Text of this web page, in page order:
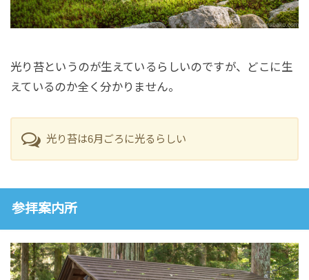
光り苔というのが生えているらしいのですが、どこに生
えているのか全く分かりません。
光り苔は6月ごろに光るらしい
参拝案内所